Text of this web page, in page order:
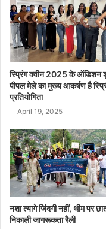
स्प्रिंग क्वीन 2025 के ऑडिशन
पीपल मेले का मुख्य आकर्षण है
प्रतियोगिता
April 19, 2025
नशा त्यागे जिंदगी नहीं, थीम पर
निकाली जागरूकता रैली